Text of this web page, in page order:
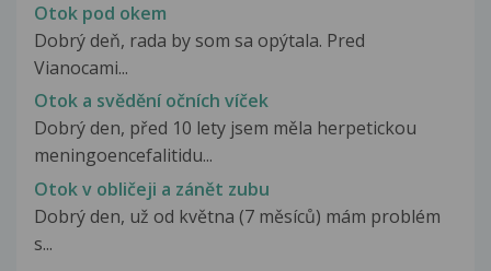
Otok pod okem
Dobrý deň, rada by som sa opýtala. Pred
Vianocami...
Otok a svědění očních víček
Dobrý den, před 10 lety jsem měla herpetickou
meningoencefalitidu...
Otok v obličeji a zánět zubu
Dobrý den, už od května (7 měsíců) mám problém
s...